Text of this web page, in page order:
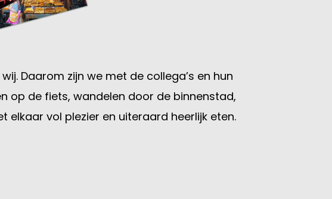
Daarom zijn we met de collega’s en hun
op de fiets, wandelen door de binnenstad,
elkaar vol plezier en uiteraard heerlijk eten.